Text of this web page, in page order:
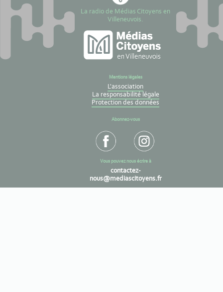
La radio de Médias Citoyens en
Villeneuvois.
Mentions légales
L'association
La responsabilité légale
Protection des données
Abonnez-vous
Vous pouvez nous écrire à
contactez-
nous@mediascitoyens.fr